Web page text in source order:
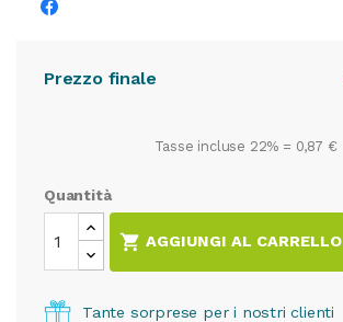
Prezzo finale
Tasse incluse 22% = 0,87 €
Quantità
 AGGIUNGI AL CARRELLO
Tante sorprese per i nostri clienti